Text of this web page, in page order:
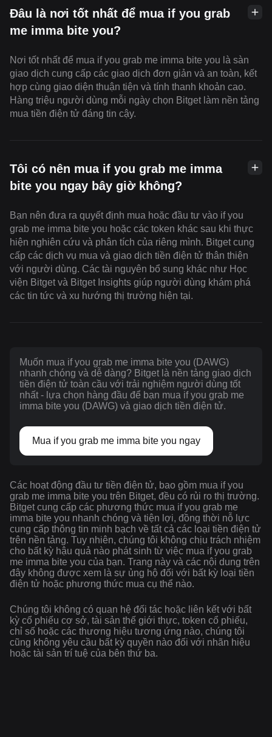
Đâu là nơi tốt nhất để mua if you grab
me imma bite you?
Nơi tốt nhất để mua if you grab me imma bite you là sàn
giao dịch cung cấp các giao dịch đơn giản và an toàn, kết
hợp cùng giao diện thuận tiện và tính thanh khoản cao.
Hàng triệu người dùng mỗi ngày chọn Bitget làm nền tảng
mua tiền điện tử đáng tin cậy.
Tôi có nên mua if you grab me imma
bite you ngay bây giờ không?
Bạn nên đưa ra quyết định mua hoặc đầu tư vào if you
grab me imma bite you hoặc các token khác sau khi thực
hiện nghiên cứu và phân tích của riêng mình. Bitget cung
cấp các dịch vụ mua và giao dịch tiền điện tử thân thiện
với người dùng. Các tài nguyên bổ sung khác như Học
viện Bitget và Bitget Insights giúp người dùng khám phá
các tin tức và xu hướng thị trường hiện tại.
Muốn mua if you grab me imma bite you (DAWG)
nhanh chóng và dễ dàng? Bitget là nền tảng giao dịch
tiền điện tử toàn cầu với trải nghiệm người dùng tốt
nhất - lựa chọn hàng đầu để bạn mua if you grab me
imma bite you (DAWG) và giao dịch tiền điện tử.
Mua if you grab me imma bite you ngay
Các hoạt động đầu tư tiền điện tử, bao gồm mua if you
grab me imma bite you trên Bitget, đều có rủi ro thị trường.
Bitget cung cấp các phương thức mua if you grab me
imma bite you nhanh chóng và tiện lợi, đồng thời nỗ lực
cung cấp thông tin minh bạch về tất cả các loại tiền điện tử
trên nền tảng. Tuy nhiên, chúng tôi không chịu trách nhiệm
cho bất kỳ hậu quả nào phát sinh từ việc mua if you grab
me imma bite you của bạn. Trang này và các nội dung trên
đây không được xem là sự ủng hộ đối với bất kỳ loại tiền
điện tử hoặc phương thức mua cụ thể nào.
Chúng tôi không có quan hệ đối tác hoặc liên kết với bất
kỳ cổ phiếu cơ sở, tài sản thế giới thực, token cổ phiếu,
chỉ số hoặc các thương hiệu tương ứng nào, chúng tôi
cũng không yêu cầu bất kỳ quyền nào đối với nhãn hiệu
hoặc tài sản trí tuệ của bên thứ ba.